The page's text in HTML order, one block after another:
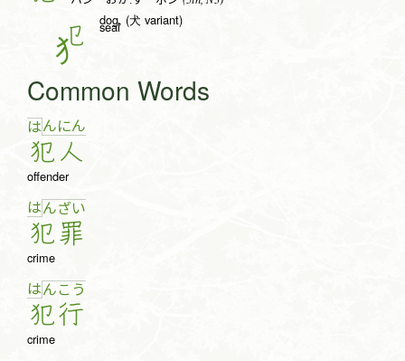
dog, (犬 variant)
㔾 seal
Common Words
はん
犯
にん
人
offender
はん
犯
ざい
罪
crime
はん
犯
こ う
行
crime